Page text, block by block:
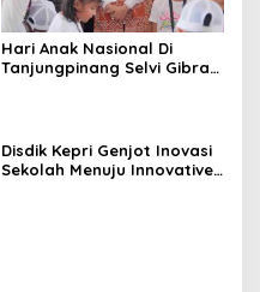
Hari Anak Nasional Di
Tanjungpinang Selvi Gibran
Disdik Kepri Genjot Inovasi
Sekolah Menuju Innovative